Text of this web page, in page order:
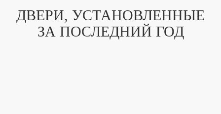
ДВЕРИ, УСТАНОВЛЕННЫЕ
ЗА ПОСЛЕДНИЙ ГОД